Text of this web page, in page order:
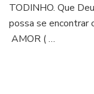
TODINHO. Que
possa se encontrar
AMOR ( …